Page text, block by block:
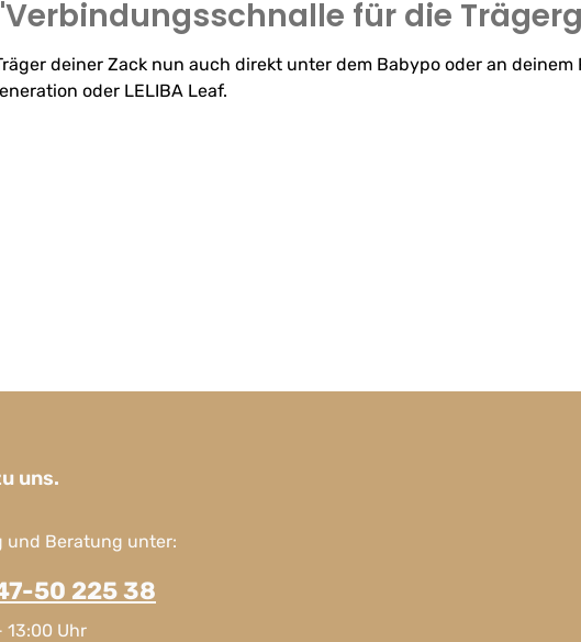
für die
deiner Zack nun auch direkt unter dem Babypo oder an deinem
oder LELIBA Leaf.
uns.
und Beratung unter:
50 225 38
13:00 Uhr